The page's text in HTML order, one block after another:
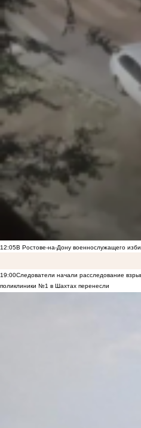
12:05В Ростове-на-Дону военнослужащего
19:00Следователи начали расследование
поликлиники №1 в Шахтах перенесли